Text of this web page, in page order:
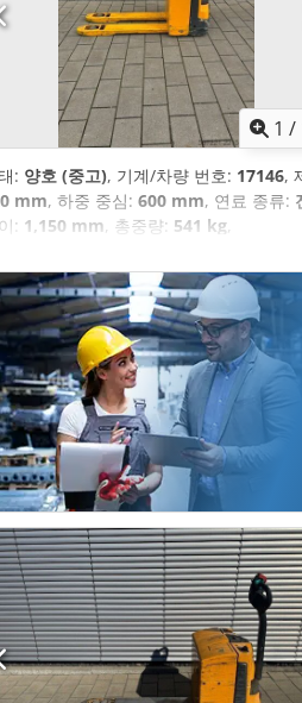
1 /
: 양호 (중고), 기계/차량 번호: 17146,
mm, 하중 중심: 600 mm, 연료 종류:
: 1,150 mm, 총중량: 541 kg,